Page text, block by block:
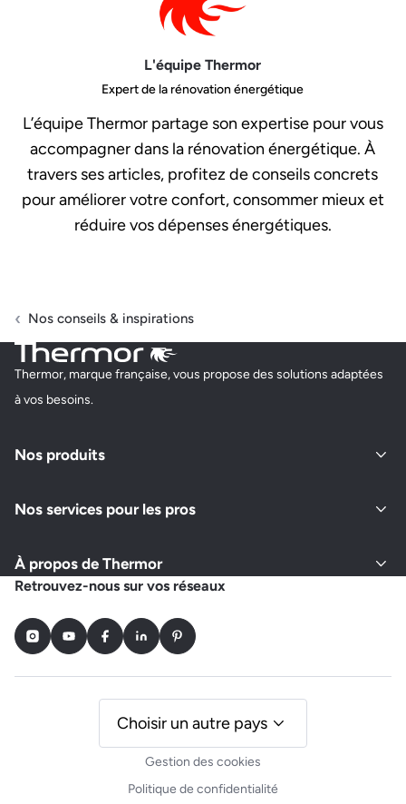
L'équipe Thermor
Expert de la rénovation énergétique
L’équipe Thermor partage son expertise pour vous
accompagner dans la rénovation énergétique. À
travers ses articles, profitez de conseils concrets
pour améliorer votre confort, consommer mieux et
réduire vos dépenses énergétiques.
Nos conseils & inspirations
Thermor, marque française, vous propose des solutions adaptées
à vos besoins.
Nos produits
Nos services pour les pros
À propos de Thermor
Retrouvez-nous sur vos réseaux
InstagramYoutubeFacebookLinkedInPinterest
Gestion des cookies
Politique de confidentialité
Choisir un autre pays